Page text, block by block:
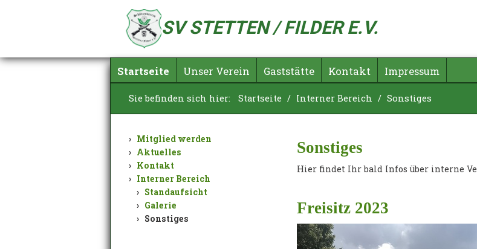
SV STETTEN / FILDER E.V.
Startseite Unser Verein Gaststätte Kontakt Impressum
Sie befinden sich hier: Startseite / Interner Bereich / Sonstiges
Mitglied werden
Aktuelles
Kontakt
Interner Bereich
Standaufsicht
Galerie
Sonstiges
Sonstiges
Hier findet Ihr bald Infos über interne
Freisitz 2023